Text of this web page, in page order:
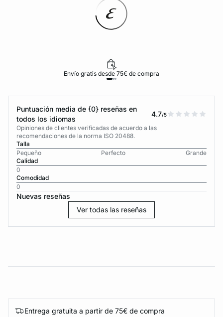
Envío gratis desde 75€ de compra
Puntuación media de {0} reseñas en
todos los idiomas
4.7/5
Opiniones de clientes verificadas de acuerdo a las
recomendaciones de la norma ISO 20488.
Talla
Pequeño
Perfecto
Grande
Calidad
0
Comodidad
0
Nuevas reseñas
Ver todas las reseñas
Entrega gratuita a partir de 75€ de compra